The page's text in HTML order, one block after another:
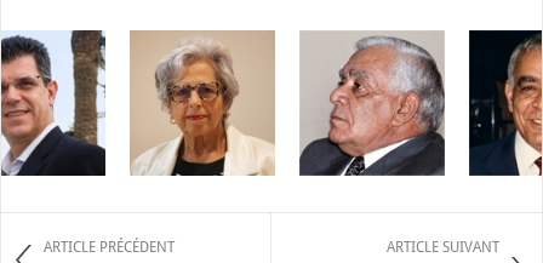
ARTICLE PRÉCÉDENT ARTICLE SUIVANT